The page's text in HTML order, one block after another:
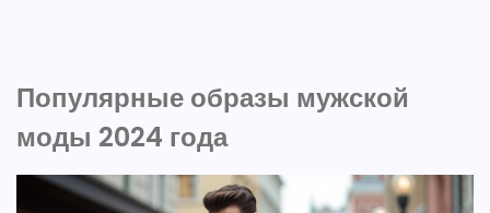
Популярные образы мужской
моды 2024 года